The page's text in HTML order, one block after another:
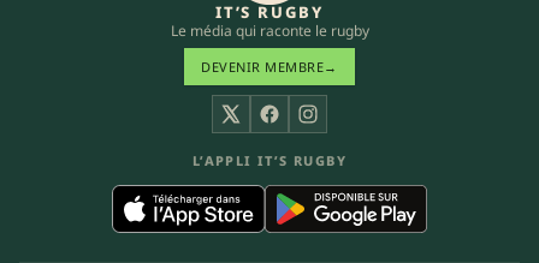
IT’S RUGBY
Le média qui raconte le rugby
DEVENIR MEMBRE→
X FacebookInstagram
L’APPLI IT’S RUGBY